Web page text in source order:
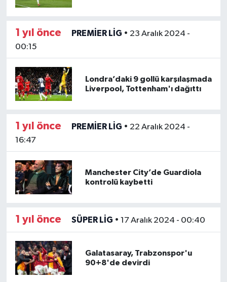
1 yıl önce PREMİER LİG • 23 Aralık 2024 -
00:15
Londra’daki 9 gollü karşılaşmada
Liverpool, Tottenham'ı dağıttı
1 yıl önce PREMİER LİG • 22 Aralık 2024 -
16:47
Manchester City’de Guardiola
kontrolü kaybetti
1 yıl önce SÜPER LİG • 17 Aralık 2024 - 00:40
Galatasaray, Trabzonspor'u
90+8'de devirdi